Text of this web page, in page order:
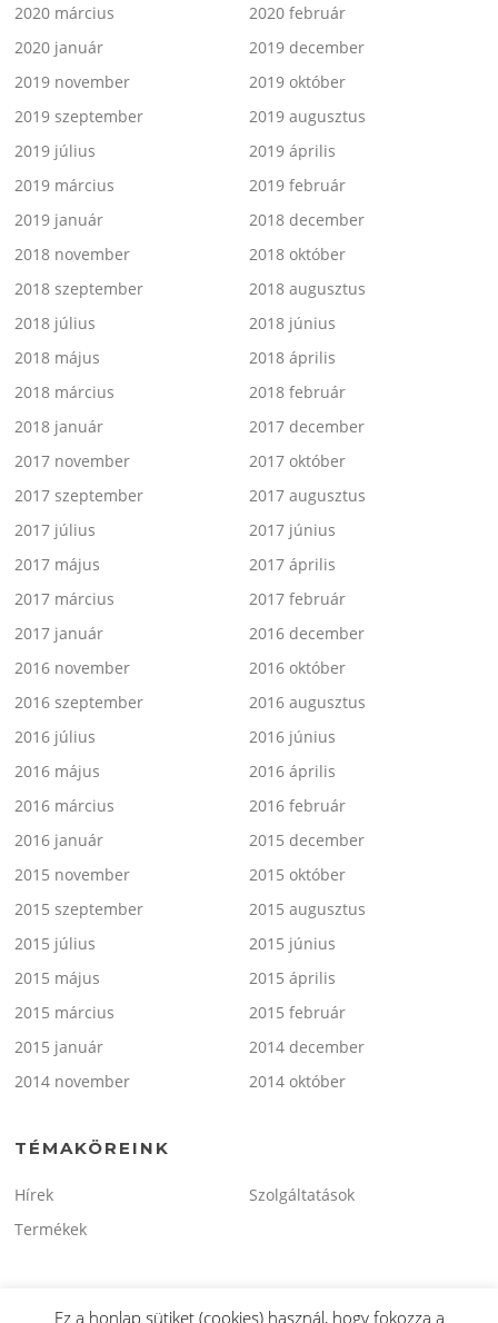
2020 március
2020 február
2020 január
2019 december
2019 november
2019 október
2019 szeptember
2019 augusztus
2019 július
2019 április
2019 március
2019 február
2019 január
2018 december
2018 november
2018 október
2018 szeptember
2018 augusztus
2018 július
2018 június
2018 május
2018 április
2018 március
2018 február
2018 január
2017 december
2017 november
2017 október
2017 szeptember
2017 augusztus
2017 július
2017 június
2017 május
2017 április
2017 március
2017 február
2017 január
2016 december
2016 november
2016 október
2016 szeptember
2016 augusztus
2016 július
2016 június
2016 május
2016 április
2016 március
2016 február
2016 január
2015 december
2015 november
2015 október
2015 szeptember
2015 augusztus
2015 július
2015 június
2015 május
2015 április
2015 március
2015 február
2015 január
2014 december
2014 november
2014 október
TÉMAKÖREINK
Hírek
Szolgáltatások
Termékek
Ez a honlap sütiket (cookies) használ, hogy fokozza a